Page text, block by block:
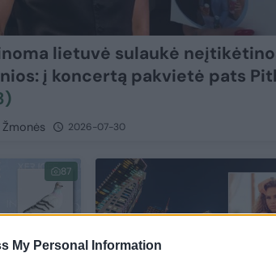
My Personal Information
lietuvė sulaukė
į koncertą pakvietė pats
Žmonės 2026-07-30
87